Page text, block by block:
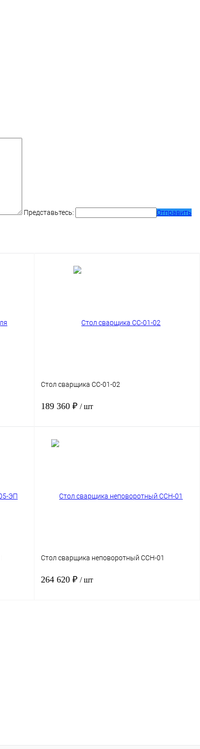
Представьтесь:
Отправить
Стол сварщика СС-01-02
189 360 ₽/ шт
Стол сварщика неповоротный ССН-01
264 620 ₽/ шт